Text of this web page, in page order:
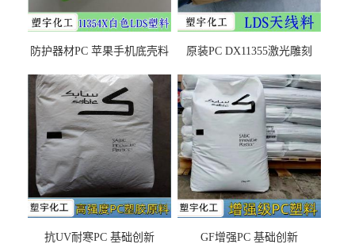
防护器材PC 苹果手机底壳料
之忧
原装PC DX11355激光雕刻
抗UV耐寒PC 基础创新
GF增强PC 基础创新